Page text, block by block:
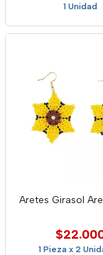
1 Unidad
Aretes Girasol
1 Pieza x 2